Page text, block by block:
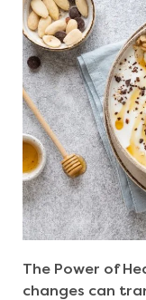
The Power of
changes can